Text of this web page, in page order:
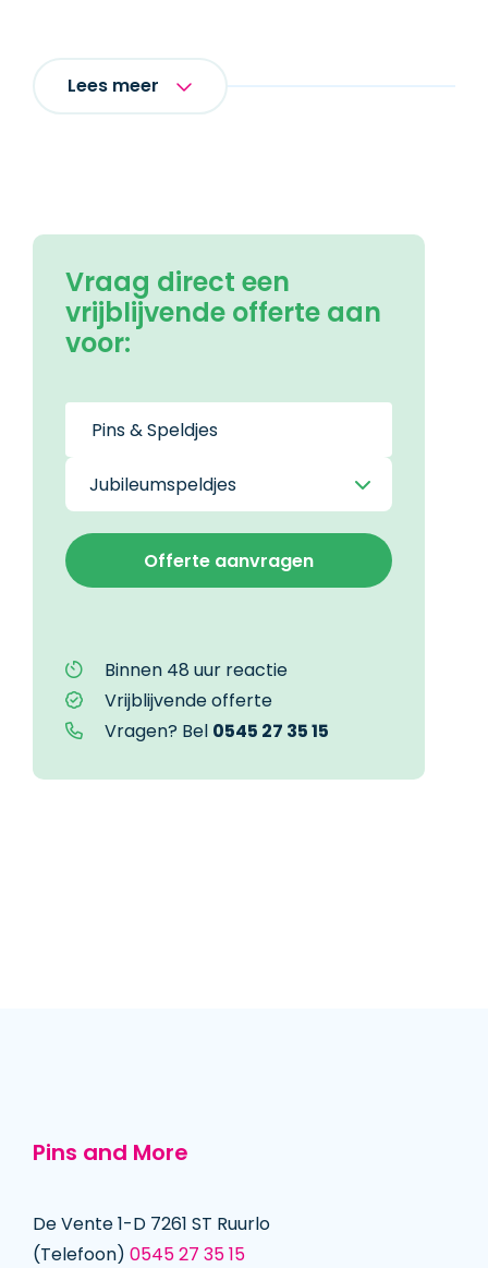
Lees meer
Vraag direct een
vrijblijvende offerte aan
voor:
Binnen 48 uur reactie
Vrijblijvende offerte
Vragen? Bel 0545 27 35 15
Pins and More
De Vente 1-D 7261 ST Ruurlo
(Telefoon) 0545 27 35 15